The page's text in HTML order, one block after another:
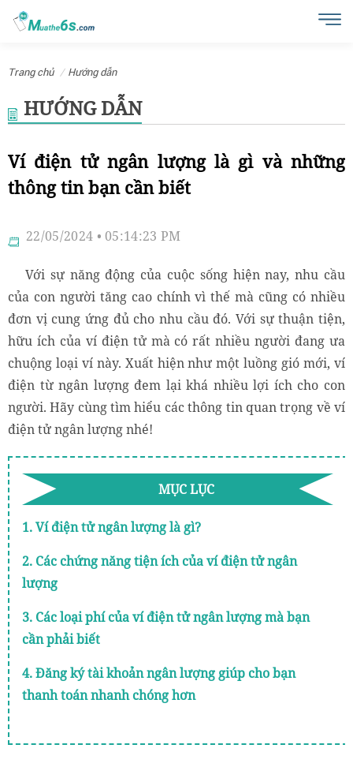
Trang chủ Hướng dẫn
HƯỚNG DẪN
Ví điện tử ngân lượng là gì và những
thông tin bạn cần biết
22/05/2024 • 05:14:23 PM
Với sự năng động của cuộc sống hiện nay, nhu cầu
của con người tăng cao chính vì thế mà cũng có nhiều
đơn vị cung ứng đủ cho nhu cầu đó. Với sự thuận tiện,
hữu ích của ví điện tử mà có rất nhiều người đang ưa
chuộng loại ví này. Xuất hiện như một luồng gió mới, ví
điện từ ngân lượng đem lại khá nhiều lợi ích cho con
người. Hãy cùng tìm hiểu các thông tin quan trọng về ví
điện tử ngân lượng nhé!
MỤC LỤC
1. Ví điện tử ngân lượng là gì?
2. Các chứng năng tiện ích của ví điện tử ngân
lượng
3. Các loại phí của ví điện tử ngân lượng mà bạn
cần phải biết
4. Đăng ký tài khoản ngân lượng giúp cho bạn
thanh toán nhanh chóng hơn